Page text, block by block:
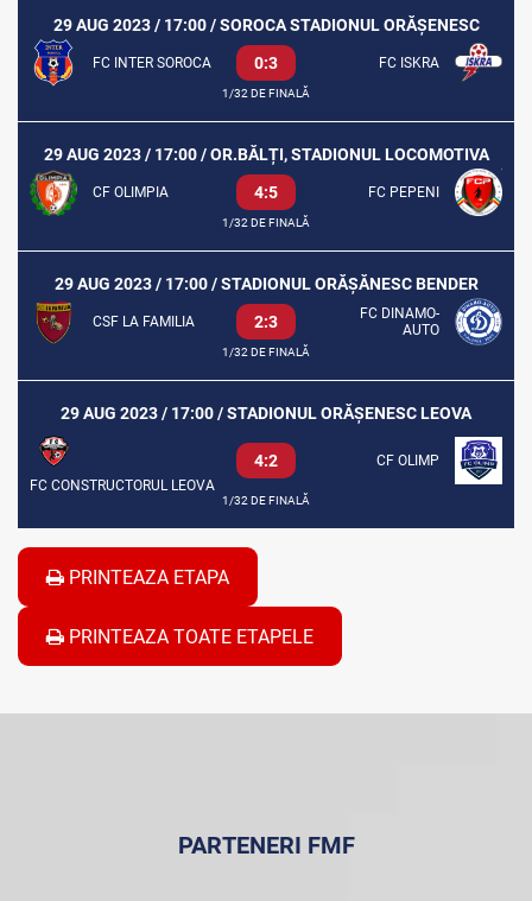
29 AUG 2023 / 17:00 / SOROCA STADIONUL ORĂȘENESC
FC INTER SOROCA 0:3 FC ISKRA
1/32 DE FINALĂ
29 AUG 2023 / 17:00 / OR.BĂLȚI, STADIONUL LOCOMOTIVA
CF OLIMPIA 4:5 FC PEPENI
1/32 DE FINALĂ
29 AUG 2023 / 17:00 / STADIONUL ORĂȘĂNESC BENDER
CSF LA FAMILIA 2:3
FC DINAMO-
AUTO
1/32 DE FINALĂ
29 AUG 2023 / 17:00 / STADIONUL ORĂȘENESC LEOVA
FC CONSTRUCTORUL LEOVA
4:2 CF OLIMP
1/32 DE FINALĂ
PRINTEAZA ETAPA
PRINTEAZA TOATE ETAPELE
PARTENERI FMF